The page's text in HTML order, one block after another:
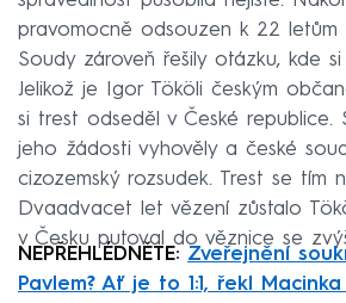
pravomocně odsouzen k 22 letům
Soudy zároveň řešily otázku, kde
Jelikož je Igor Tököli českým
si trest odseděl v České republice.
jeho žádosti vyhověly a české
cizozemský rozsudek. Trest se tím
Dvaadvacet let vězení zůstalo
v Česku putoval do věznice se
NEPŘEHLÉDNĚTE: Zveřejnění
Pavlem? Ať je to 1:1, řekl